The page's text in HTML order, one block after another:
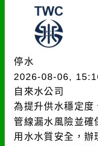
停水
2026-08-06,
自來水公司
為提升供水穩定度
管線漏水風險並確
用水水質安全，辦